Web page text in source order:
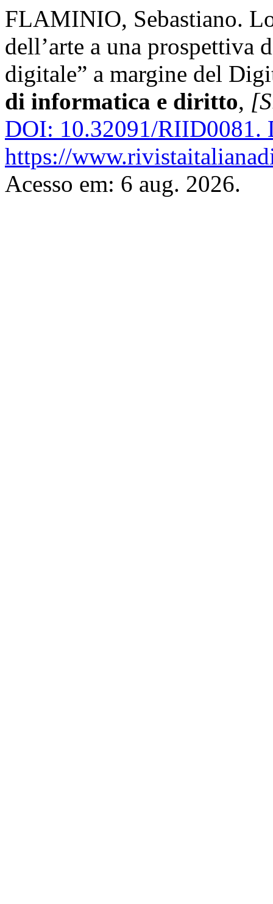
FLAMINIO, Sebastiano.
dell’arte a una prospettiva
digitale” a margine del
di informatica e diritto,
DOI: 10.32091/RIID0081.
https://
Acesso em: 6 aug. 2026.